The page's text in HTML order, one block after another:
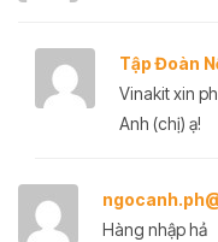
Tập Đoàn
Vinakit xin
Anh (chị) ạ!
Hàng nhập hả